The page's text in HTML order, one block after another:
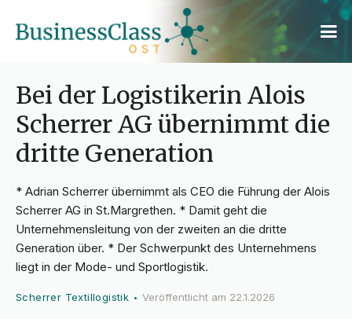
Bei der Logistikerin Alois
Scherrer AG übernimmt die
dritte Generation
* Adrian Scherrer übernimmt als CEO die Führung der Alois
Scherrer AG in St.Margrethen. * Damit geht die
Unternehmensleitung von der zweiten an die dritte
Generation über. * Der Schwerpunkt des Unternehmens
liegt in der Mode- und Sportlogistik.
Scherrer Textillogistik •Veröffentlicht am 22.1.2026